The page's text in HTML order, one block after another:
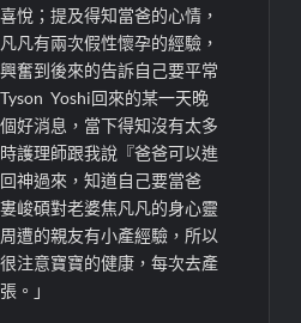
悅；提及得知當爸的心情，
凡有兩次假性懷孕的經驗，
奮到後來的告訴自己要平常
Yoshi回來的某一天晚
好消息，當下得知沒有太多
護理師跟我說『爸爸可以進
神過來，知道自己要當爸
峻碩對老婆焦凡凡的身心靈
遭的親友有小產經驗，所以
注意寶寶的健康，每次去產
。」